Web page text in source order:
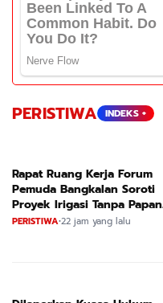
PERISTIWA INDEKS +
Rapat Ruang Kerja Forum
Pemuda Bangkalan Soroti
Proyek Irigasi Tanpa Papan
Nama
PERISTIWA•22 jam yang lalu